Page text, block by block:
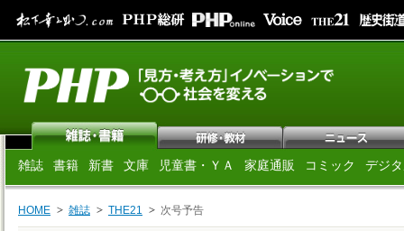
雑誌 書籍 新書 文庫 児童書・ＹＡ 家庭通販 コミック デジ
HOME 雑誌 THE21 次号予告